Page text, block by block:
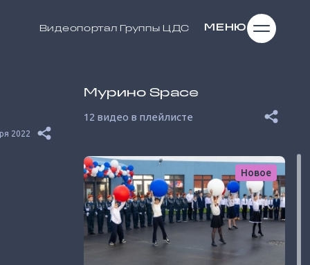
Видеопортал Группы ЦДС МЕНЮ
2022
Мурино Space
12 видео в плейлисте
Новое